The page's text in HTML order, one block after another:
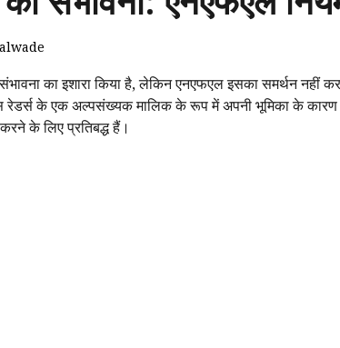
का इशारा किया है, लेकिन एनएफएल इसका समर्थन नहीं
के एक अल्पसंख्यक मालिक के रूप में अपनी भूमिका के कारण
के लिए प्रतिबद्ध हैं।